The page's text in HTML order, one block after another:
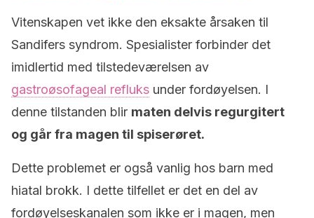
Vitenskapen vet ikke den eksakte årsaken til
Sandifers syndrom. Spesialister forbinder det
imidlertid med tilstedeværelsen av
gastroøsofageal refluks under fordøyelsen. I
denne tilstanden blir maten delvis regurgitert
og går fra magen til spiserøret.
Dette problemet er også vanlig hos barn med
hiatal brokk. I dette tilfellet er det en del av
fordøyelseskanalen som ikke er i magen, men